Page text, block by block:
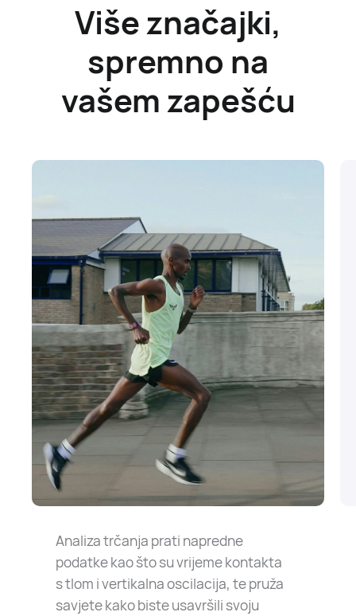
Više značajki,
spremno na
vašem zapešću
Analiza trčanja prati napredne
podatke kao što su vrijeme kontakta
s tlom i vertikalna oscilacija, te pruža
savjete kako biste usavršili svoju